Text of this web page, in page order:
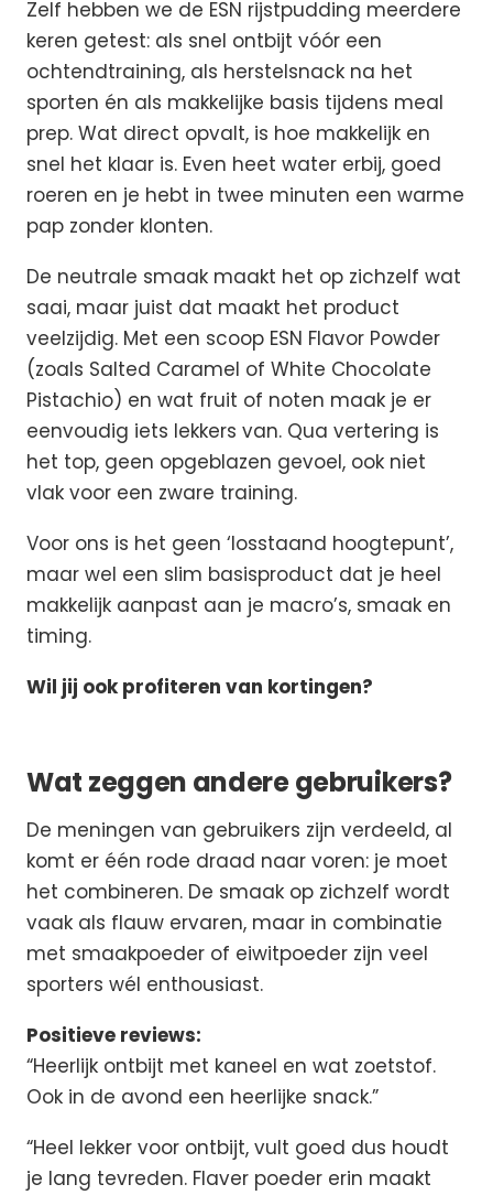
Zelf hebben we de ESN rijstpudding meerdere
keren getest: als snel ontbijt vóór een
ochtendtraining, als herstelsnack na het
sporten én als makkelijke basis tijdens meal
prep. Wat direct opvalt, is hoe makkelijk en
snel het klaar is. Even heet water erbij, goed
roeren en je hebt in twee minuten een warme
pap zonder klonten.
De neutrale smaak maakt het op zichzelf wat
saai, maar juist dat maakt het product
veelzijdig. Met een scoop ESN Flavor Powder
(zoals Salted Caramel of White Chocolate
Pistachio) en wat fruit of noten maak je er
eenvoudig iets lekkers van. Qua vertering is
het top, geen opgeblazen gevoel, ook niet
vlak voor een zware training.
Voor ons is het geen ‘losstaand hoogtepunt’,
maar wel een slim basisproduct dat je heel
makkelijk aanpast aan je macro’s, smaak en
timing.
Wil jij ook profiteren van kortingen?
Wat zeggen andere gebruikers?
De meningen van gebruikers zijn verdeeld, al
komt er één rode draad naar voren: je moet
het combineren. De smaak op zichzelf wordt
vaak als flauw ervaren, maar in combinatie
met smaakpoeder of eiwitpoeder zijn veel
sporters wél enthousiast.
Positieve reviews:
“Heerlijk ontbijt met kaneel en wat zoetstof.
Ook in de avond een heerlijke snack.”
“Heel lekker voor ontbijt, vult goed dus houdt
je lang tevreden. Flaver poeder erin maakt